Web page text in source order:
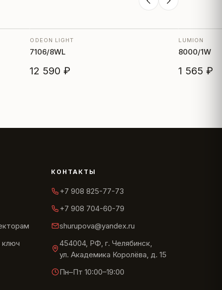
ODEON LIGHT
7106/8WL
12 590 ₽
LUMION
8000/1W
1 565 ₽
КОНТАКТЫ
+7 908 825-77-73
+7 908 704-60-79
shurupova@yandex.ru
454004, РФ, г. Челябинск,
ул. Академика Королёва, д. 15
Пн–Пт 10:00–19:00